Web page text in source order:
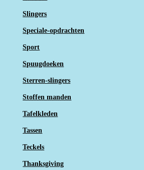
Slingers
Speciale-opdrachten
Sport
Spuugdoeken
Sterren-slingers
Stoffen manden
Tafelkleden
Tassen
Teckels
Thanksgiving